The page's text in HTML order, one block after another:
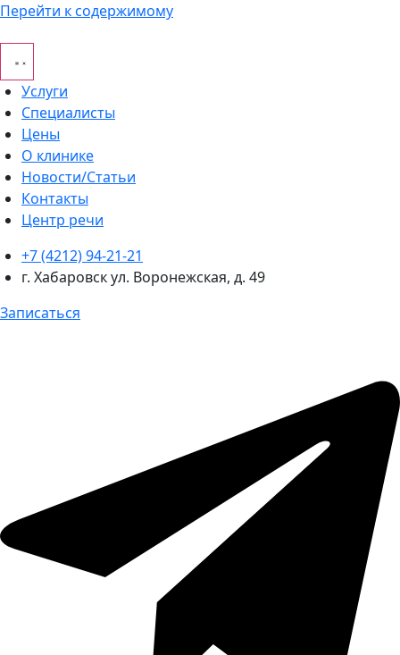
Перейти к содержимому
Услуги
Специалисты
Цены
О клинике
Новости/Статьи
Контакты
Центр речи
+7 (4212) 94-21-21
г. Хабаровск ул. Воронежская, д. 49
Записаться